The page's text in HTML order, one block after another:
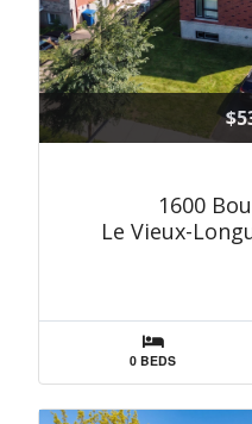
1600
Le Vieux-
0 BEDS